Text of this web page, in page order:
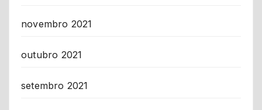
novembro 2021
outubro 2021
setembro 2021